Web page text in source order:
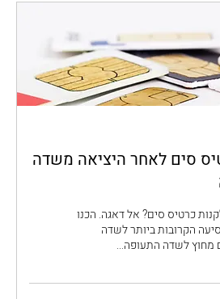
סים לאחר היציאה משדה
כרטיס סים? אל דאגה. הכנו
הקרובות ביותר לשדה
מחוץ לשדה התעופה...